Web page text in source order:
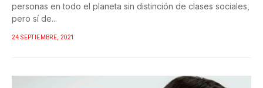
personas en todo el planeta sin distinción de clases sociales,
pero sí de...
24 SEPTIEMBRE, 2021